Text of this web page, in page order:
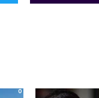
0